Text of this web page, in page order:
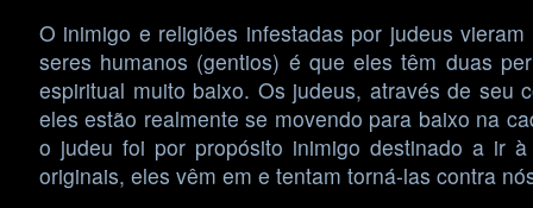
O inimigo e religiões infestadas por judeus
seres humanos (gentios) é que eles têm duas
espiritual muito baixo. Os judeus, através de seu
eles estão realmente se movendo para baixo na
o judeu foi por propósito inimigo destinado a ir
originais, eles vêm em e tentam torná-las contra